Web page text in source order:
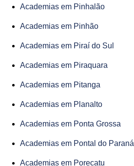
Academias em Pinhalão
Academias em Pinhão
Academias em Piraí do Sul
Academias em Piraquara
Academias em Pitanga
Academias em Planalto
Academias em Ponta Grossa
Academias em Pontal do Paraná
Academias em Porecatu